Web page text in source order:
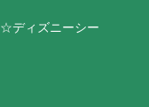
☆ディズニーシー